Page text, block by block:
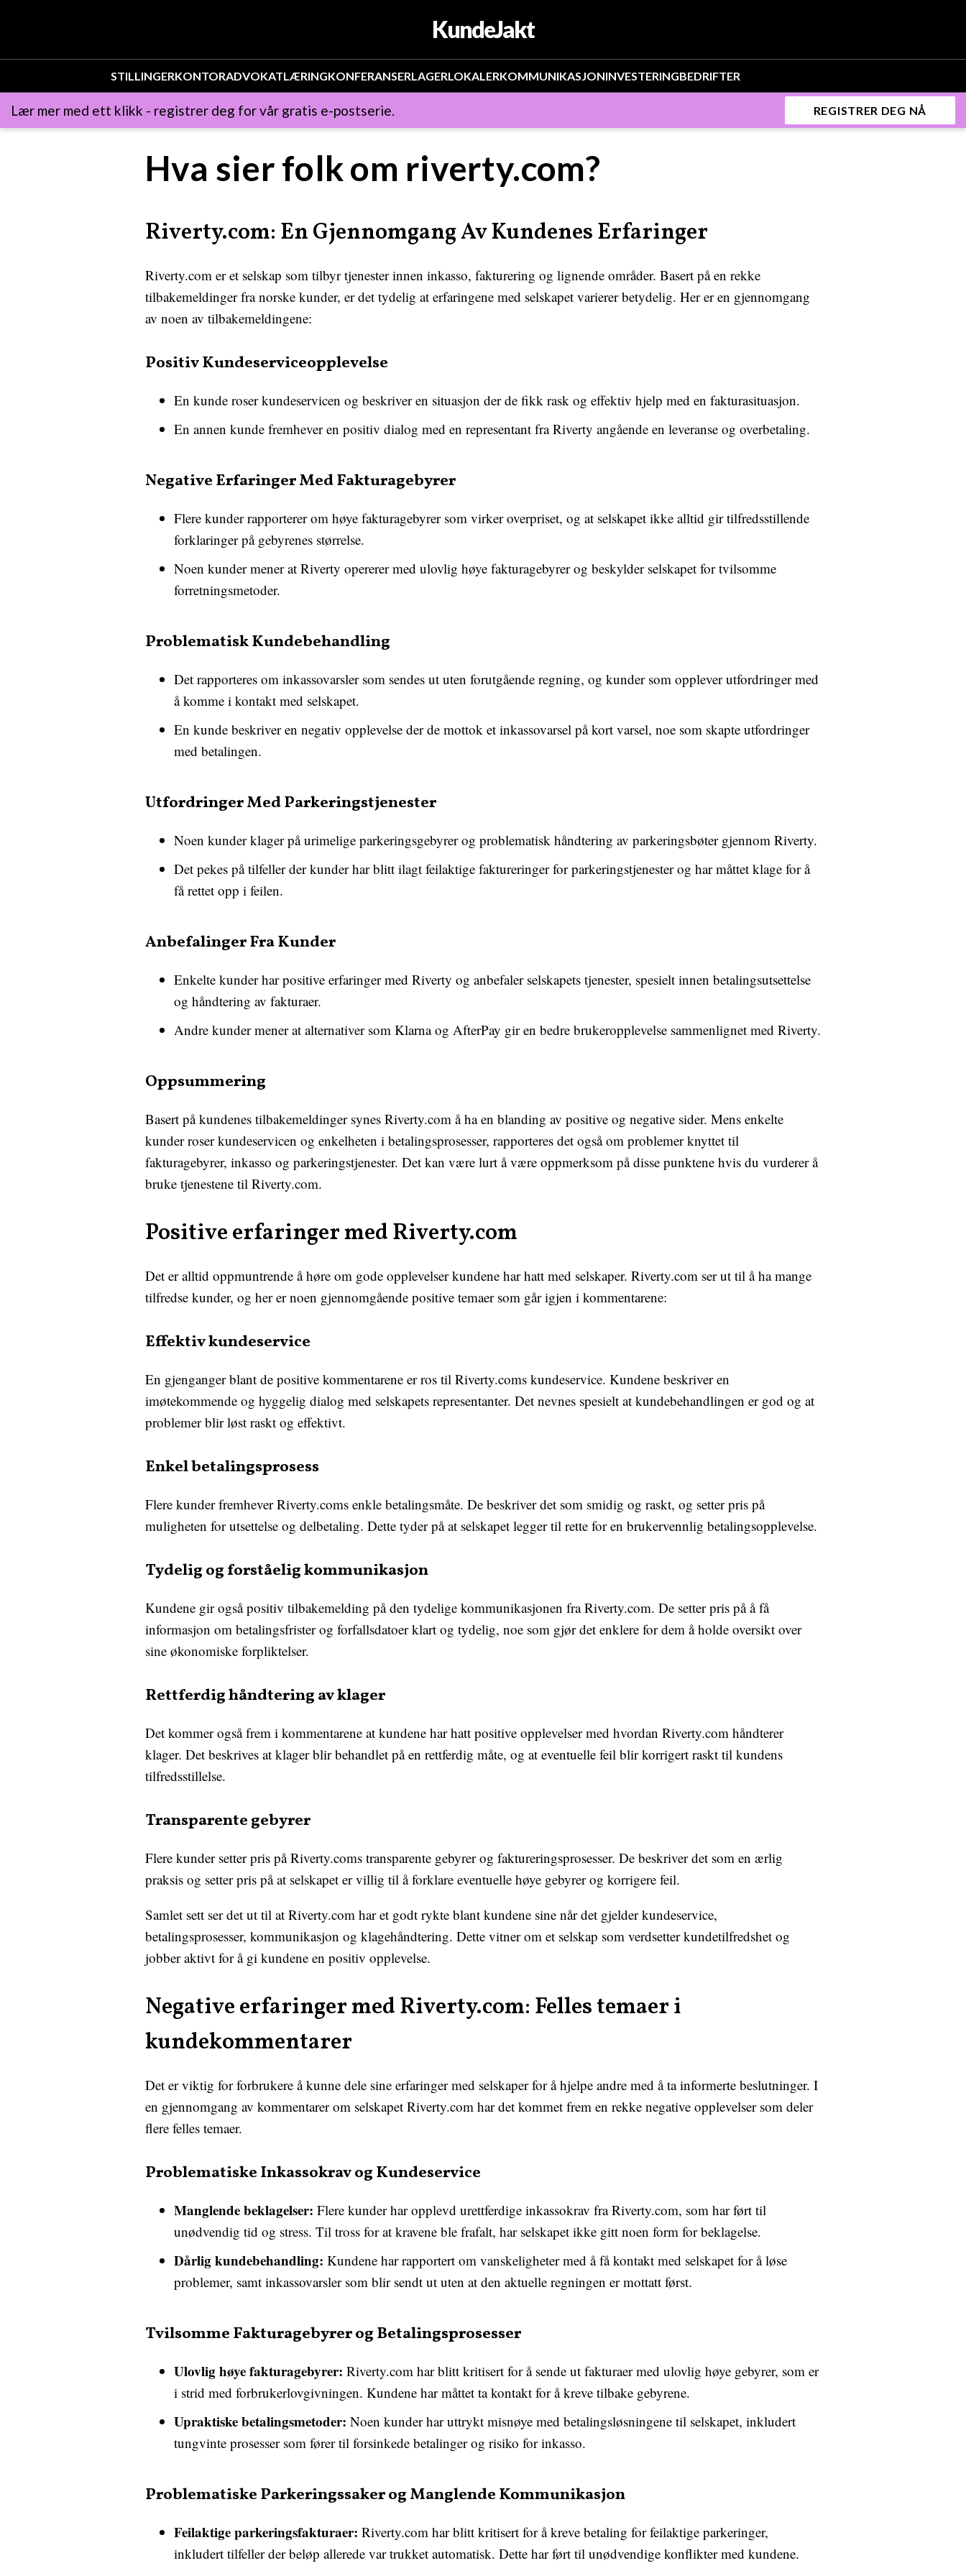
KundeJakt
STILLINGERKONTORADVOKATLÆRINGKONFERANSERLAGERLOKALERKOMMUNIKASJONINVESTERINGBEDRIFTER
Lær mer med ett klikk - registrer deg for vår gratis e-postserie. REGISTRER DEG NÅ
Hva sier folk om riverty.com?
Riverty.com: En Gjennomgang Av Kundenes Erfaringer
Riverty.com er et selskap som tilbyr tjenester innen inkasso, fakturering og lignende områder. Basert på en rekke
tilbakemeldinger fra norske kunder, er det tydelig at erfaringene med selskapet varierer betydelig. Her er en gjennomgang
av noen av tilbakemeldingene:
Positiv Kundeserviceopplevelse
En kunde roser kundeservicen og beskriver en situasjon der de fikk rask og effektiv hjelp med en fakturasituasjon.
En annen kunde fremhever en positiv dialog med en representant fra Riverty angående en leveranse og overbetaling.
Negative Erfaringer Med Fakturagebyrer
Flere kunder rapporterer om høye fakturagebyrer som virker overpriset, og at selskapet ikke alltid gir tilfredsstillende
forklaringer på gebyrenes størrelse.
Noen kunder mener at Riverty opererer med ulovlig høye fakturagebyrer og beskylder selskapet for tvilsomme
forretningsmetoder.
Problematisk Kundebehandling
Det rapporteres om inkassovarsler som sendes ut uten forutgående regning, og kunder som opplever utfordringer med
å komme i kontakt med selskapet.
En kunde beskriver en negativ opplevelse der de mottok et inkassovarsel på kort varsel, noe som skapte utfordringer
med betalingen.
Utfordringer Med Parkeringstjenester
Noen kunder klager på urimelige parkeringsgebyrer og problematisk håndtering av parkeringsbøter gjennom Riverty.
Det pekes på tilfeller der kunder har blitt ilagt feilaktige faktureringer for parkeringstjenester og har måttet klage for å
få rettet opp i feilen.
Anbefalinger Fra Kunder
Enkelte kunder har positive erfaringer med Riverty og anbefaler selskapets tjenester, spesielt innen betalingsutsettelse
og håndtering av fakturaer.
Andre kunder mener at alternativer som Klarna og AfterPay gir en bedre brukeropplevelse sammenlignet med Riverty.
Oppsummering
Basert på kundenes tilbakemeldinger synes Riverty.com å ha en blanding av positive og negative sider. Mens enkelte
kunder roser kundeservicen og enkelheten i betalingsprosesser, rapporteres det også om problemer knyttet til
fakturagebyrer, inkasso og parkeringstjenester. Det kan være lurt å være oppmerksom på disse punktene hvis du vurderer å
bruke tjenestene til Riverty.com.
Positive erfaringer med Riverty.com
Det er alltid oppmuntrende å høre om gode opplevelser kundene har hatt med selskaper. Riverty.com ser ut til å ha mange
tilfredse kunder, og her er noen gjennomgående positive temaer som går igjen i kommentarene:
Effektiv kundeservice
En gjenganger blant de positive kommentarene er ros til Riverty.coms kundeservice. Kundene beskriver en
imøtekommende og hyggelig dialog med selskapets representanter. Det nevnes spesielt at kundebehandlingen er god og at
problemer blir løst raskt og effektivt.
Enkel betalingsprosess
Flere kunder fremhever Riverty.coms enkle betalingsmåte. De beskriver det som smidig og raskt, og setter pris på
muligheten for utsettelse og delbetaling. Dette tyder på at selskapet legger til rette for en brukervennlig betalingsopplevelse.
Tydelig og forståelig kommunikasjon
Kundene gir også positiv tilbakemelding på den tydelige kommunikasjonen fra Riverty.com. De setter pris på å få
informasjon om betalingsfrister og forfallsdatoer klart og tydelig, noe som gjør det enklere for dem å holde oversikt over
sine økonomiske forpliktelser.
Rettferdig håndtering av klager
Det kommer også frem i kommentarene at kundene har hatt positive opplevelser med hvordan Riverty.com håndterer
klager. Det beskrives at klager blir behandlet på en rettferdig måte, og at eventuelle feil blir korrigert raskt til kundens
tilfredsstillelse.
Transparente gebyrer
Flere kunder setter pris på Riverty.coms transparente gebyrer og faktureringsprosesser. De beskriver det som en ærlig
praksis og setter pris på at selskapet er villig til å forklare eventuelle høye gebyrer og korrigere feil.
Samlet sett ser det ut til at Riverty.com har et godt rykte blant kundene sine når det gjelder kundeservice,
betalingsprosesser, kommunikasjon og klagehåndtering. Dette vitner om et selskap som verdsetter kundetilfredshet og
jobber aktivt for å gi kundene en positiv opplevelse.
Negative erfaringer med Riverty.com: Felles temaer i
kundekommentarer
Det er viktig for forbrukere å kunne dele sine erfaringer med selskaper for å hjelpe andre med å ta informerte beslutninger. I
en gjennomgang av kommentarer om selskapet Riverty.com har det kommet frem en rekke negative opplevelser som deler
flere felles temaer.
Problematiske Inkassokrav og Kundeservice
Manglende beklagelser: Flere kunder har opplevd urettferdige inkassokrav fra Riverty.com, som har ført til
unødvendig tid og stress. Til tross for at kravene ble frafalt, har selskapet ikke gitt noen form for beklagelse.
Dårlig kundebehandling: Kundene har rapportert om vanskeligheter med å få kontakt med selskapet for å løse
problemer, samt inkassovarsler som blir sendt ut uten at den aktuelle regningen er mottatt først.
Tvilsomme Fakturagebyrer og Betalingsprosesser
Ulovlig høye fakturagebyrer: Riverty.com har blitt kritisert for å sende ut fakturaer med ulovlig høye gebyrer, som er
i strid med forbrukerlovgivningen. Kundene har måttet ta kontakt for å kreve tilbake gebyrene.
Upraktiske betalingsmetoder: Noen kunder har uttrykt misnøye med betalingsløsningene til selskapet, inkludert
tungvinte prosesser som fører til forsinkede betalinger og risiko for inkasso.
Problematiske Parkeringssaker og Manglende Kommunikasjon
Feilaktige parkeringsfakturaer: Riverty.com har blitt kritisert for å kreve betaling for feilaktige parkeringer,
inkludert tilfeller der beløp allerede var trukket automatisk. Dette har ført til unødvendige konflikter med kundene.